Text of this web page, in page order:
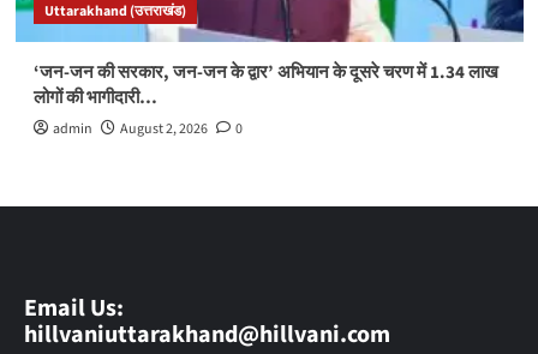
Uttarakhand (उत्तराखंड)
‘जन-जन की सरकार, जन-जन के द्वार’ अभियान के दूसरे चरण में 1.34 लाख
लोगों की भागीदारी…
admin August 2, 2026 0
Email Us:
hillvaniuttarakhand@hillvani.com